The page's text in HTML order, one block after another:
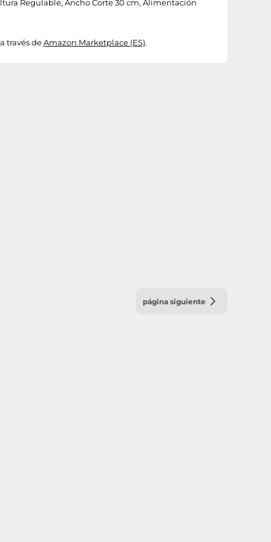
Regulable, Ancho Corte 30 cm, Alimentación
través deAmazon Marketplace (ES).
página siguiente